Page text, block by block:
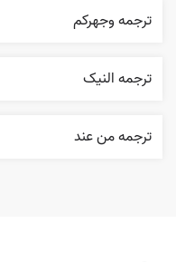
ترجمه وجهرکم
ترجمه النیک
ترجمه من عند